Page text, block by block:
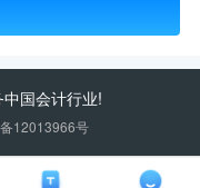
中国会计行业!
12013966号